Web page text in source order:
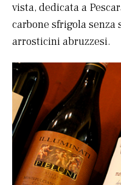
vista, dedicata a
carbone sfrigola
arrosticini abruzzesi.